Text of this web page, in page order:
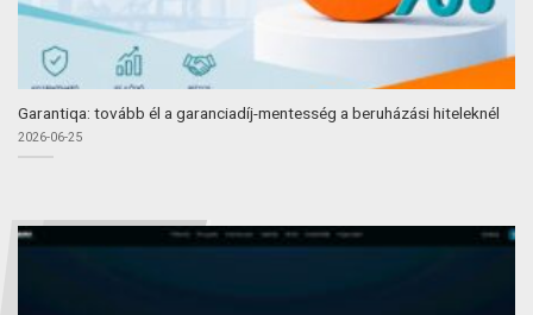
Garantiqa: tovább él a garanciadíj-mentesség a beruházási hiteleknél
2026-06-25